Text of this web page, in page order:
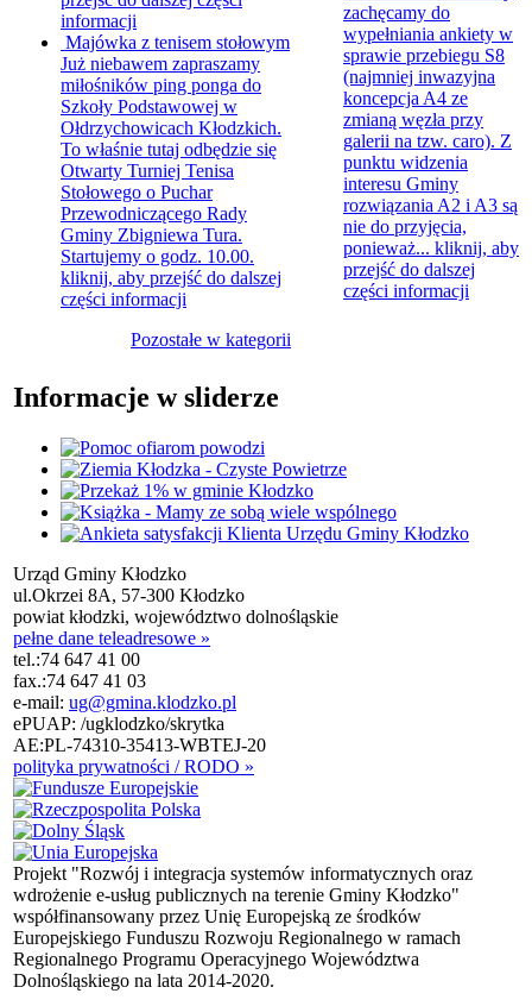
informacji
Majówka z tenisem stołowym
Już niebawem zapraszamy
miłośników ping ponga do
Szkoły Podstawowej w
Ołdrzychowicach Kłodzkich.
To właśnie tutaj odbędzie się
Otwarty Turniej Tenisa
Stołowego o Puchar
Przewodniczącego Rady
Gminy Zbigniewa Tura.
Startujemy o godz. 10.00.
kliknij, aby przejść do dalszej
części informacji
Pozostałe w kategorii
zachęcamy do
wypełniania ankiety w
sprawie przebiegu S8
(najmniej inwazyjna
koncepcja A4 ze
zmianą węzła przy
galerii na tzw. caro). Z
punktu widzenia
interesu Gminy
rozwiązania A2 i A3 są
nie do przyjęcia,
ponieważ... kliknij, aby
przejść do dalszej
części informacji
Informacje w sliderze
Urząd Gminy Kłodzko
ul.Okrzei 8A, 57-300 Kłodzko
powiat kłodzki, województwo dolnośląskie
pełne dane teleadresowe »
tel.:74 647 41 00
fax.:74 647 41 03
e-mail: ug@gmina.klodzko.pl
ePUAP: /ugklodzko/skrytka
AE:PL-74310-35413-WBTEJ-20
polityka prywatności / RODO »
Projekt "Rozwój i integracja systemów informatycznych oraz
wdrożenie e-usług publicznych na terenie Gminy Kłodzko"
współfinansowany przez Unię Europejską ze środków
Europejskiego Funduszu Rozwoju Regionalnego w ramach
Regionalnego Programu Operacyjnego Województwa
Dolnośląskiego na lata 2014-2020.